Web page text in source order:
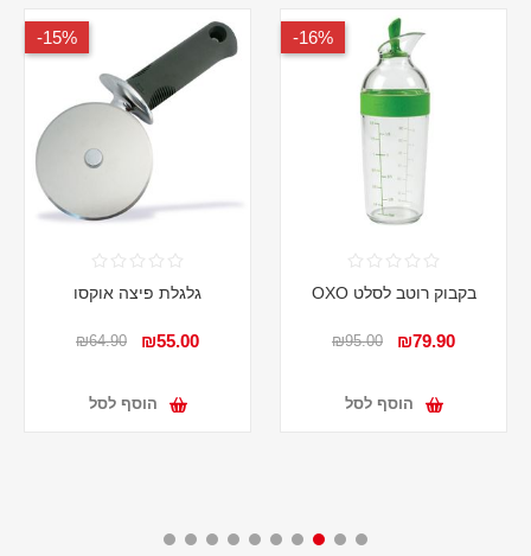
16%-
בקבוק רוטב לסלט OXO
₪79.90
₪95.00
הוסף לסל
15%-
גלגלת פיצה אוקסו
₪55.00
₪64.90
הוסף לסל